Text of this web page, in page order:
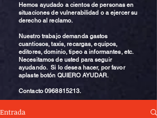
Hemos ayudado a cientos de personas en
situaciones de vulnerabilidad o a ejercer su
derecho al reclamo.
Nuestro trabajo demanda gastos
cuantiosos, taxis, recargas, equipos,
editores, dominio, tipeo a informantes, etc.
Necesitamos de usted para seguir
ayudando. Si lo desea hacer, por favor
aplaste botón QUIERO AYUDAR.
Contacto0968815213.
Entrada